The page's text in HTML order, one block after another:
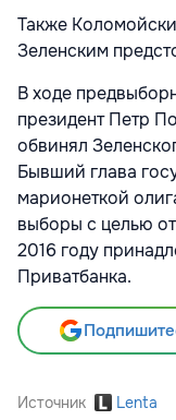
Также
Зеленским
В ходе
президент Петр
обвинял
Бывший глава
марионеткой
выборы с целью
2016 году
Приватбанка.
Источник Lenta